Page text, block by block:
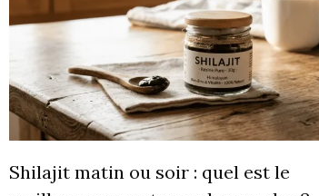
Shilajit matin ou soir : quel est le